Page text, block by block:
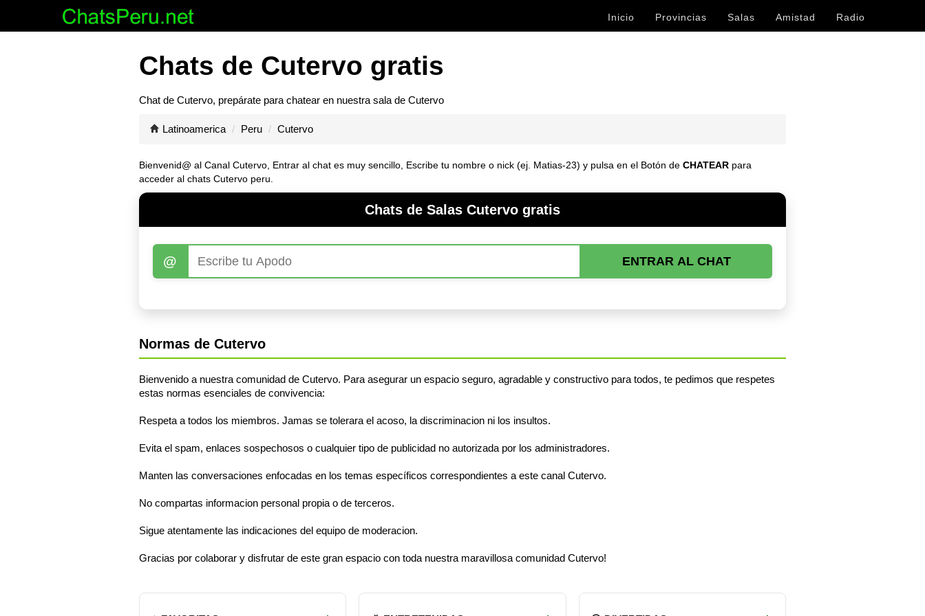
Inicio Provincias Salas Amistad Radio
Chats de Cutervo gratis
Chat de Cutervo, prepárate para chatear en nuestra sala de Cutervo
Latinoamerica Peru Cutervo
Bienvenid@ al Canal Cutervo , Entrar al chat es muy sencillo, Escribe tu nombre o nick (ej. Matias-23) y pulsa en el Botón de CHATEAR para
acceder al chats Cutervo peru.
Chats de Salas Cutervo gratis
@ ENTRAR AL CHAT
Normas de Cutervo
Bienvenido a nuestra comunidad de Cutervo. Para asegurar un espacio seguro, agradable y constructivo para todos, te pedimos que respetes
estas normas esenciales de convivencia:
Respeta a todos los miembros. Jamas se tolerara el acoso, la discriminacion ni los insultos.
Evita el spam, enlaces sospechosos o cualquier tipo de publicidad no autorizada por los administradores.
Manten las conversaciones enfocadas en los temas específicos correspondientes a este canal Cutervo.
No compartas informacion personal propia o de terceros.
Sigue atentamente las indicaciones del equipo de moderacion.
Gracias por colaborar y disfrutar de este gran espacio con toda nuestra maravillosa comunidad Cutervo!